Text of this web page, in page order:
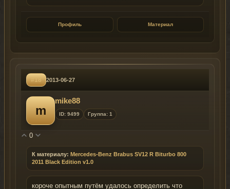
Профиль Материал
#18 2013-06-27
m
mike88
ID: 9499 Группа: 1
0
К материалу: Mercedes-Benz Brabus SV12 R Biturbo 800
2011 Black Edition v1.0
короче опытным путём удалось определить что